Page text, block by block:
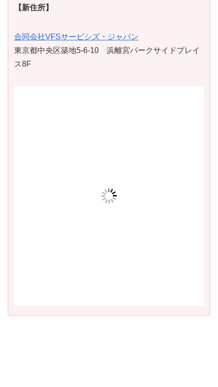
【新住所】
合同会社VFSサービシズ・ジャパン
東京都中央区築地5-6-10 浜離宮パークサイドプレイ
ス8F